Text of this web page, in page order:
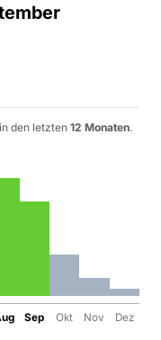
den letzten 12 Monaten.
Sep Okt Nov Dez